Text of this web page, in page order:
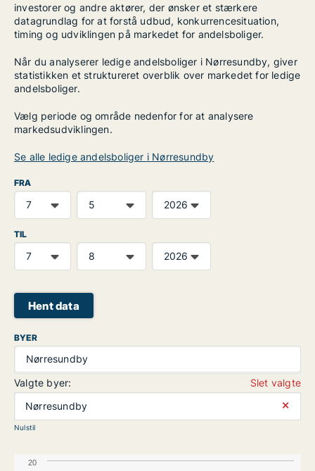
investorer og andre aktører, der ønsker et stærkere
datagrundlag for at forstå udbud, konkurrencesituation,
timing og udviklingen på markedet for andelsboliger.
Når du analyserer ledige andelsboliger i Nørresundby, giver
statistikken et struktureret overblik over markedet for ledige
andelsboliger.
Vælg periode og område nedenfor for at analysere
markedsudviklingen.
Se alle ledige andelsboliger i Nørresundby
FRA
TIL
Hent data
BYER
Nørresundby
Valgte byer:
Slet valgte
Nørresundby
⨯
Nulstil
20